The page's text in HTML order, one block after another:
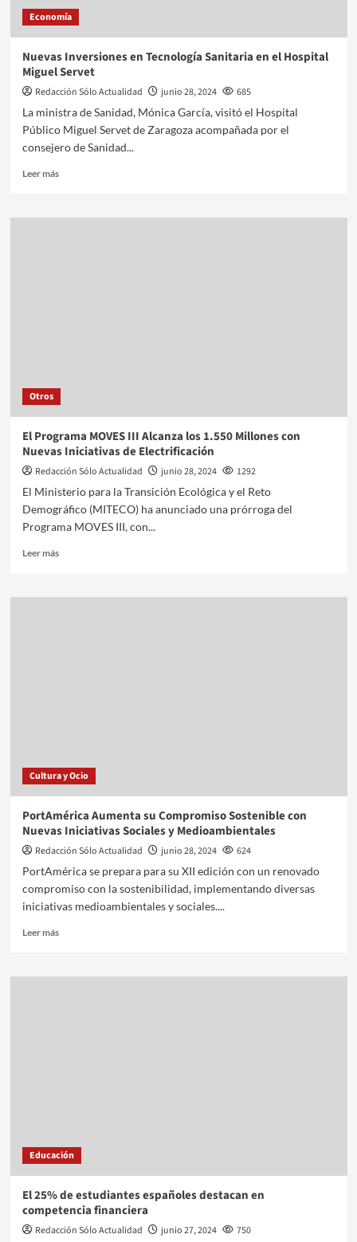
Economía
Nuevas Inversiones en Tecnología Sanitaria en el Hospital
Miguel Servet
Redacción Sólo Actualidad junio 28, 2024
685
La ministra de Sanidad, Mónica García, visitó el Hospital
Público Miguel Servet de Zaragoza acompañada por el
consejero de Sanidad...
Leer más
Otros
El Programa MOVES III Alcanza los 1.550 Millones con
Nuevas Iniciativas de Electrificación
Redacción Sólo Actualidad junio 28, 2024
1292
El Ministerio para la Transición Ecológica y el Reto
Demográfico (MITECO) ha anunciado una prórroga del
Programa MOVES III, con...
Leer más
Cultura y Ocio
PortAmérica Aumenta su Compromiso Sostenible con
Nuevas Iniciativas Sociales y Medioambientales
Redacción Sólo Actualidad junio 28, 2024
624
PortAmérica se prepara para su XII edición con un renovado
compromiso con la sostenibilidad, implementando diversas
iniciativas medioambientales y sociales....
Leer más
Educación
El 25% de estudiantes españoles destacan en
competencia financiera
Redacción Sólo Actualidad junio 27, 2024
750